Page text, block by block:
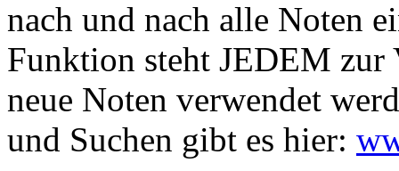
nach und nach alle Noten
Funktion steht JEDEM zur
neue Noten verwendet
und Suchen gibt es hier: